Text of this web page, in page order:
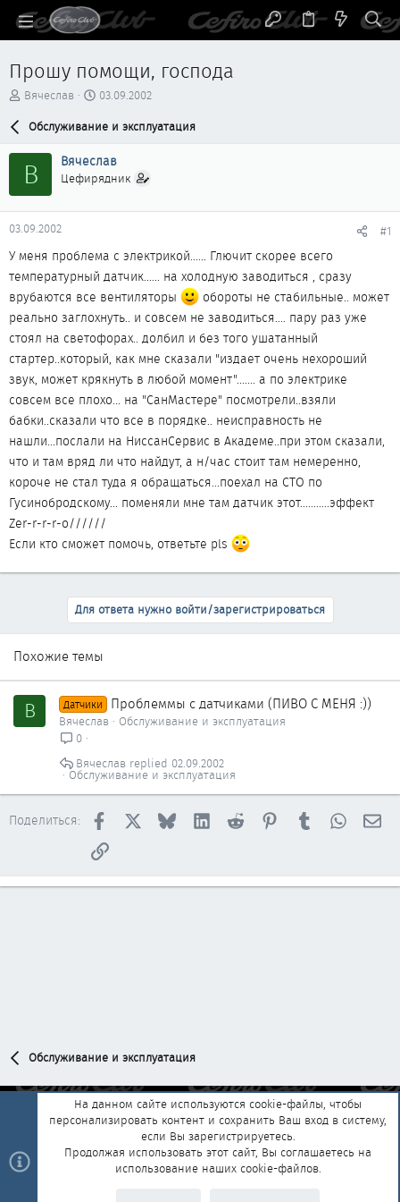
Прошу помощи, господа
А
р
т
м
ы
Вячеслав
Д
т
н
а
а
03.09.2002
Обслуживание и эксплуатация
В Вячеслав
Цефирядник
03.09.2002 #1
У меня проблема с электрикой...... Глючит скорее всего
температурный датчик...... на холодную заводиться , сразу
врубаются все вентиляторы
обороты не стабильные.. может
реально заглохнуть.. и совсем не заводиться.... пару раз уже
стоял на светофорах.. долбил и без того ушатанный
стартер..который, как мне сказали "издает очень нехороший
звук, может крякнуть в любой момент"....... а по электрике
совсем все плохо... на "СанМастере" посмотрели..взяли
бабки..сказали что все в порядке.. неисправность не
нашли...послали на НиссанСервис в Академе..при этом сказали,
что и там вряд ли что найдут, а н/час стоит там немеренно,
короче не стал туда я обращаться...поехал на СТО по
Гусинобродскому... поменяли мне там датчик этот...........эффект
Zer-r-r-r-o//////
Если кто сможет помочь, ответьте pls
Для ответа нужно войти/зарегистрироваться
Похожие темы
В Датчики Проблеммы с датчиками (ПИВО С МЕНЯ :))
Вячеслав
Обслуживание и эксплуатация
0
Обслуживание и эксплуатация
02.09.2002
Вячеслав
Поделиться: Facebook BlueskyLinkedInReddit PinterestTumblr
Ссылка
Обслуживание и эксплуатация
Обратная связь
Условия и правила
Политика конфиденциальности
Помощь Главная
R
На данном сайте используются cookie-файлы, чтобы
персонализировать контент и сохранить Ваш вход в систему,
если Вы зарегистрируетесь.
Продолжая использовать этот сайт, Вы соглашаетесь на
использование наших cookie-файлов.